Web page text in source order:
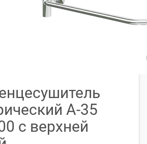
А-35
с верхней